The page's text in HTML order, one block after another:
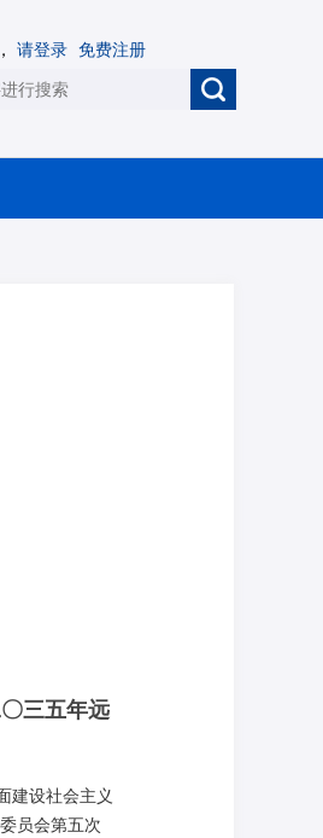
请登录 免费注册
三五年远
建设社会主义
员会第五次